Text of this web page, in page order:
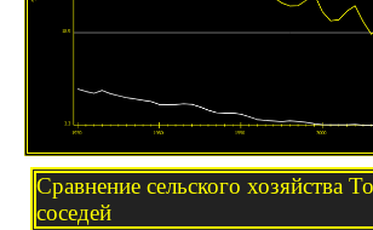
Сравнение сельского хозяйства
соседей